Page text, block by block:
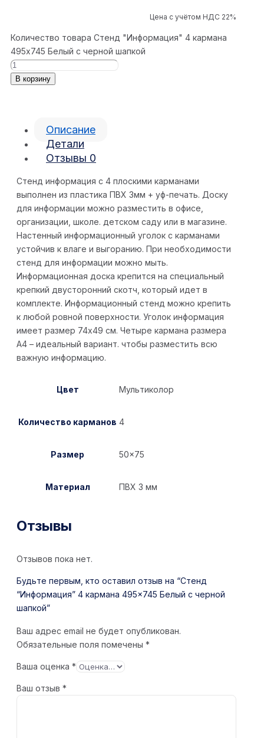
Цена с учётом НДС 22%
Количество товара Стенд "Информация" 4 кармана
495x745 Белый с черной шапкой
В корзину
Описание
Детали
Отзывы 0
Стенд информация с 4 плоскими карманами
выполнен из пластика ПВХ 3мм + уф-печать. Доску
для информации можно разместить в офисе,
организации, школе. детском саду или в магазине.
Настенный информационный уголок с карманами
устойчив к влаге и выгоранию. При необходимости
стенд для информации можно мыть.
Информационная доска крепится на специальный
крепкий двусторонний скотч, который идет в
комплекте. Информационный стенд можно крепить
к любой ровной поверхности. Уголок информация
имеет размер 74х49 см. Четыре кармана размера
А4 – идеальный вариант. чтобы разместить всю
важную информацию.
Цвет Мультиколор
Количество карманов 4
Размер 50×75
Материал ПВХ 3 мм
Отзывы
Отзывов пока нет.
Будьте первым, кто оставил отзыв на “Стенд
“Информация” 4 кармана 495×745 Белый с черной
шапкой”
Ваш адрес email не будет опубликован.
Обязательные поля помечены *
Ваша оценка *
Ваш отзыв *